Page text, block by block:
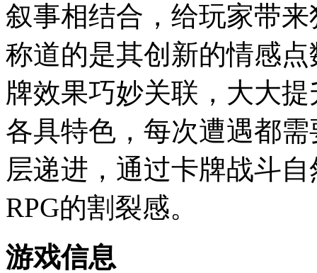
叙事相结合，给玩家带
称道的是其创新的情感
牌效果巧妙关联，大大
各具特色，每次遭遇都
层递进，通过卡牌战斗
RPG的割裂感。
游戏信息